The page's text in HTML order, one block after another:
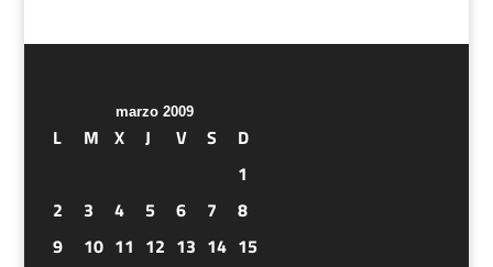
marzo 2009
L M X J V S
D
1
2
3 4 5 6 7
8
9
10 11 12 13 14 15